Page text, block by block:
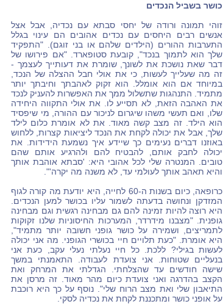
כושר בשביל הנכדים
זוהי תמונה ורודה של יחסי סבתא עם נכדיה, אבל אצל
אנשים רבים היחסים עם נכדים אהובים הם עינוי בגלל
התערבות ההורים (הילדים שלהם או בני זוגם). "התפקיד
שלך הוא לתמוך בנכד", קובעת סטופארד. "אם פירושו של
דבר שאת נושכת את לשונך, שומרת את דעותייך לעצמך -
זה מה שעלייך לעשות, כי את אולי חבל ההצלה של הנכד,
במיוחד אם הוא אומלל. הוא זקוק לאהבתך וחיבתך יותר
מתמיד. התנהגות שתשלול ממך את האפשרות להעניק לנכד
את האהבה הזאת, לא תסייע לו. את אולי התקווה היחידה
שלו, ואם תעשי משהו שיגרום לניכור עם ההורה, מי שיפסיד
הוא הילד. זה מצב קשה מאוד. את לא אומרת כלום לילד
שלך, אבל את יכולה לקחת את הנכד ליציאות קצרות, ללחוש
באוזנו דברים נעימים כך שיידע איך נשמעת הידידות. את
יכולה לחבק אותם, להבטיח להם ולהרגיע אותם שהם
טובים. המנטרה שלי לכל אהובי היא: 'סבתא אוהבת אותך
והיא תאהב אותך לעולמי עד, לא משנה מה יקרה'".
כרופאה, כיום בשנות ה-60 לחייה, היא יודעת מה קורה לגוף
המזדקן ונחושה בדעתה לשמור עליו בכושר למען הנכדים.
היא רוצה להיות זמינה להם גם מבחינה רגשית וגם מבחינה
גופנית. "מצבנו מידרדר, המערכות החיסוניות שלנו זקוקות
לתמריצים, ושמירה על כושר גופני חשובה יותר מתמיד",
היא אומרת. "כעת תלויים חיי בכושרי הגופני. מה אני יכולה
לעשות בגילי? ללכת. כל חיי נעלתי נעלי עקב, כעת אני
בנעליים שטוחות. אני צועדת לעבודה. התאמנתי במשך
שישה חודשים עד שהצלחתי. הגדלתי את המרחק ואת
הקצב בהדרגה ואני צועדת כיום מהר מאוד. זה מרסן את
התיאבון שלי ואת מצב הרוח שלי". נוסף על כך היא רוכבת
על אופני כושר ומתכננת לקחת את נכדיה לסקי.